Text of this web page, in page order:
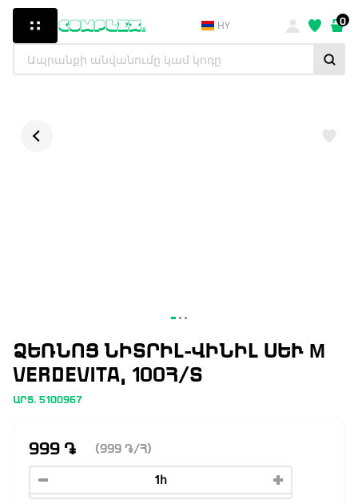
HY 0
ՁԵՌՆՈՑ ՆԻՏՐԻԼ-ՎԻՆԻԼ ՍԵՒ М V
ERDEVITA, 100Հ/Տ
ԱՐՏ. 5100967
999 ֏ (999 ֏ /Հ)